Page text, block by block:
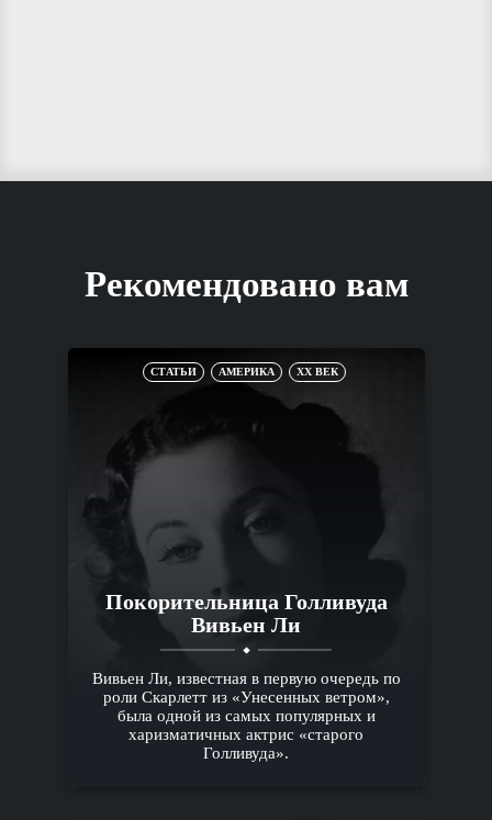
Рекомендовано вам
СТАТЬИ АМЕРИКА XX ВЕК
Покорительница Голливуда
Вивьен Ли
Вивьен Ли, известная в первую очередь по
роли Скарлетт из «Унесенных ветром»,
была одной из самых популярных и
харизматичных актрис «старого
Голливуда».